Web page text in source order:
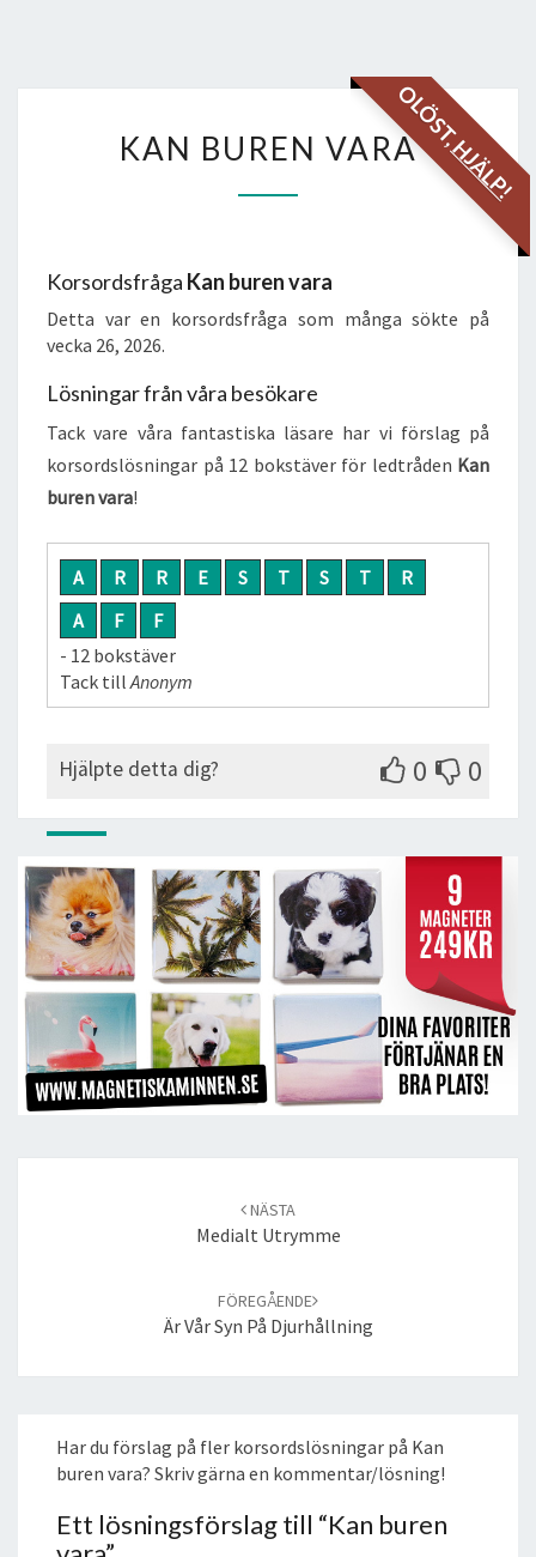
OLÖST,
HJÄLP!
BUREN
KAN BUREN VARA
Korsordsfråga Kan buren vara
Detta var en korsordsfråga som många sökte på
vecka 26, 2026.
Lösningar från våra besökare
Tack vare våra fantastiska läsare har vi förslag på
korsordslösningar på 12 bokstäver för ledtråden Kan
buren vara!
A R R E S T S T
R
A
F
F
- 12 bokstäver
Tack tillAnonym
Hjälpte detta dig? 0 0
NÄSTA
Medialt Utrymme
FÖREGÅENDE
Är Vår Syn På Djurhållning
Har du förslag på fler korsordslösningar på Kan
buren vara? Skriv gärna en kommentar/lösning!
Ett lösningsförslag till “Kan buren